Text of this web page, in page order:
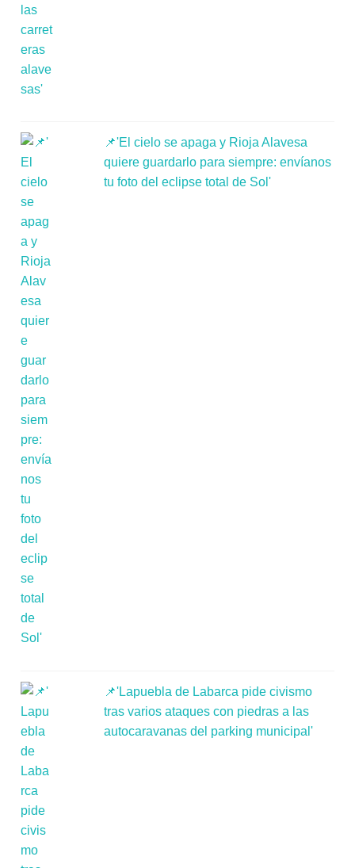
📌'El cielo se apaga y Rioja Alavesa
quiere guardarlo para siempre: envíanos
tu foto del eclipse total de Sol'
📌'Lapuebla de Labarca pide civismo
tras varios ataques con piedras a las
autocaravanas del parking municipal'